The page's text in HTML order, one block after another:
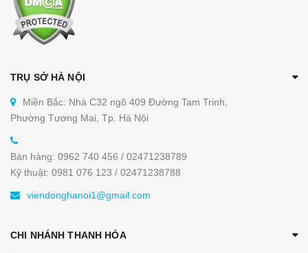
TRỤ SỞ HÀ NỘI
Miền Bắc: Nhà C32 ngõ 409 Đường Tam Trinh,
Phường Tương Mai, Tp. Hà Nội
Bán hàng: 0962 740 456 / 02471238789
Kỹ thuật: 0981 076 123 / 02471238788
viendonghanoi1@gmail.com
CHI NHÁNH THANH HÓA